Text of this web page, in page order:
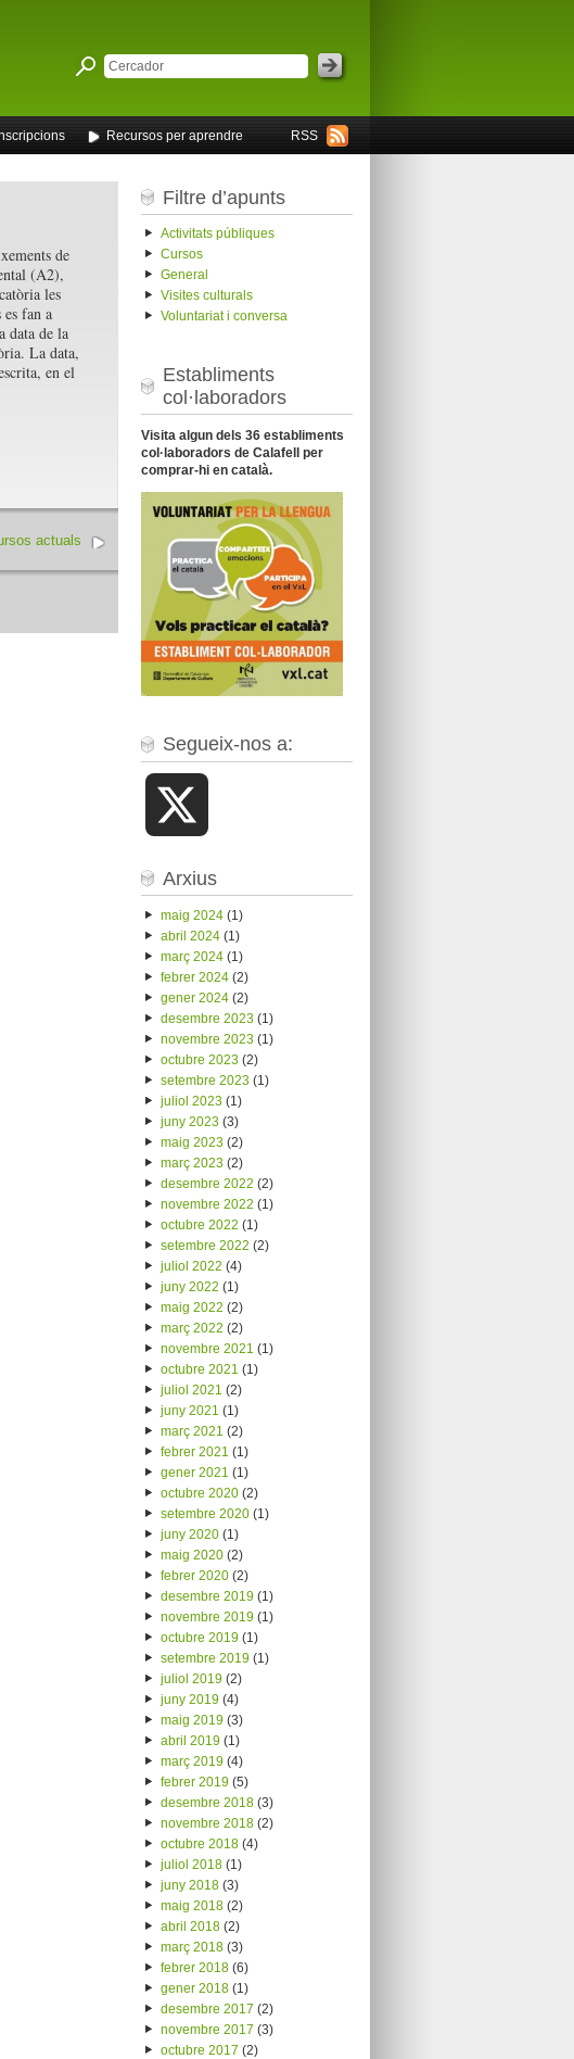
RSS
Recursos per aprendre
de
(A2),
les
fan a
data de la
La data,
en el
actuals
Filtre d’apunts
Activitats públiques
Cursos
General
Visites culturals
Voluntariat i conversa
Establiments
col·laboradors
Visita algun dels 36 establiments
col·laboradors de Calafell per
comprar-hi en català.
Segueix-nos a:
Arxius
maig 2024(1)
abril 2024(1)
març 2024(1)
febrer 2024(2)
gener 2024(2)
desembre 2023(1)
novembre 2023(1)
octubre 2023(2)
setembre 2023(1)
juliol 2023(1)
juny 2023(3)
maig 2023(2)
març 2023(2)
desembre 2022 (2)
novembre 2022 (1)
octubre 2022 (1)
setembre 2022 (2)
juliol 2022 (4)
juny 2022 (1)
maig 2022 (2)
març 2022 (2)
novembre 2021 (1)
octubre 2021 (1)
juliol 2021 (2)
juny 2021 (1)
març 2021 (2)
febrer 2021 (1)
gener 2021 (1)
octubre 2020(2)
setembre 2020(1)
juny 2020(1)
maig 2020(2)
febrer 2020(2)
desembre 2019(1)
novembre 2019(1)
octubre 2019(1)
setembre 2019(1)
juliol 2019(2)
juny 2019(4)
maig 2019(3)
abril 2019(1)
març 2019(4)
febrer 2019(5)
desembre 2018(3)
novembre 2018(2)
octubre 2018(4)
juliol 2018(1)
juny 2018(3)
maig 2018(2)
abril 2018(2)
març 2018(3)
febrer 2018(6)
gener 2018(1)
desembre 2017 (2)
novembre 2017 (3)
octubre 2017 (2)